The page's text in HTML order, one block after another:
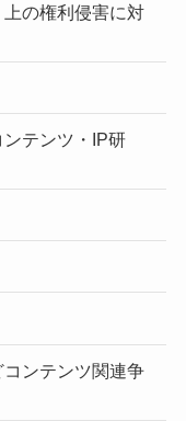
の権利侵害に対
テンツ・IP研
ンテンツ関連争